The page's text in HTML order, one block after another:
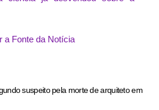
a Fonte da Notícia
suspeito pela morte de arquiteto em